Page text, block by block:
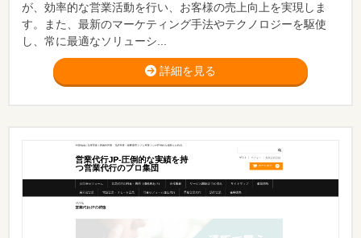
が、効率的な営業活動を行い、お客様の売上向上を実現しま
す。また、最新のマーケティング手法やテクノロジーを駆使
し、常に最適なソリューシ...
詳細を見る